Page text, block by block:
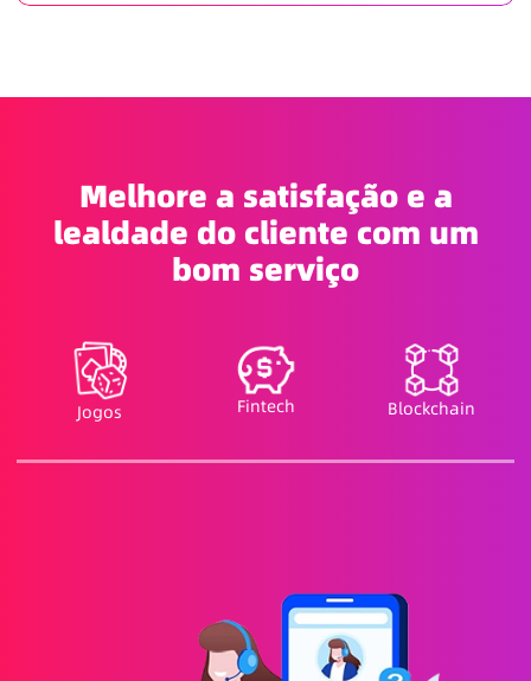
Melhore a satisfação e a
lealdade do cliente com um
bom serviço
Jogos Fintech Blockchain